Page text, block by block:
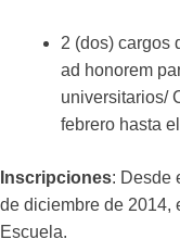
2 (dos) cargos
ad honorem
universitarios/
febrero hasta
Inscripciones: Desde
de diciembre de 2014,
Escuela.